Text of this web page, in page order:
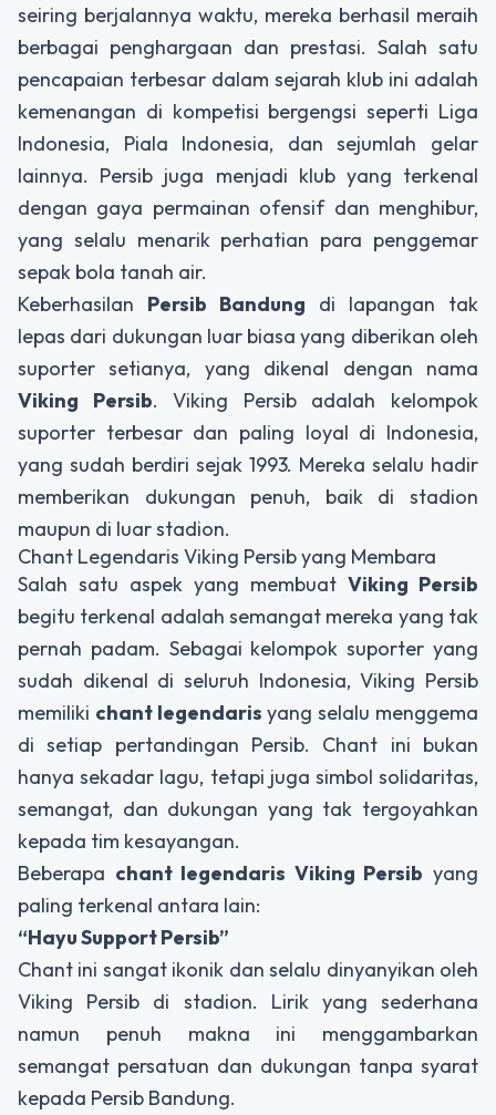
seiring berjalannya waktu, mereka berhasil meraih
berbagai penghargaan dan prestasi. Salah satu
pencapaian terbesar dalam sejarah klub ini adalah
kemenangan di kompetisi bergengsi seperti Liga
Indonesia, Piala Indonesia, dan sejumlah gelar
lainnya. Persib juga menjadi klub yang terkenal
dengan gaya permainan ofensif dan menghibur,
yang selalu menarik perhatian para penggemar
sepak bola tanah air.
Keberhasilan Persib Bandung di lapangan tak
lepas dari dukungan luar biasa yang diberikan oleh
suporter setianya, yang dikenal dengan nama
Viking Persib. Viking Persib adalah kelompok
suporter terbesar dan paling loyal di Indonesia,
yang sudah berdiri sejak 1993. Mereka selalu hadir
memberikan dukungan penuh, baik di stadion
maupun di luar stadion.
Chant Legendaris Viking Persib yang Membara
Salah satu aspek yang membuat Viking Persib
begitu terkenal adalah semangat mereka yang tak
pernah padam. Sebagai kelompok suporter yang
sudah dikenal di seluruh Indonesia, Viking Persib
memiliki chant legendaris yang selalu menggema
di setiap pertandingan Persib. Chant ini bukan
hanya sekadar lagu, tetapi juga simbol solidaritas,
semangat, dan dukungan yang tak tergoyahkan
kepada tim kesayangan.
Beberapa chant legendaris Viking Persib yang
paling terkenal antara lain:
“Hayu Support Persib”
Chant ini sangat ikonik dan selalu dinyanyikan oleh
Viking Persib di stadion. Lirik yang sederhana
namun penuh makna ini menggambarkan
semangat persatuan dan dukungan tanpa syarat
kepada Persib Bandung.